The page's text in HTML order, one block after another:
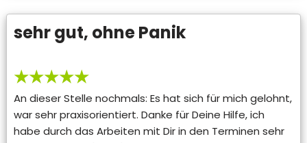
sehr gut, ohne Panik
★★★★★
An dieser Stelle nochmals: Es hat sich für mich gelohnt,
war sehr praxisorientiert. Danke für Deine Hilfe, ich
habe durch das Arbeiten mit Dir in den Terminen sehr